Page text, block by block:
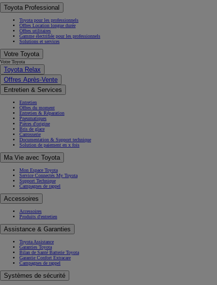
Toyota Professional
Toyota pour les professionnels
Offres Location longue durée
Offres utilitaires
Gamme électrifiée pour les professionnels
Solutions et services
Votre Toyota
Votre Toyota
Toyota Relax
Offres Après-Vente
Entretien & Services
Entretien
Offres du moment
Entretien & Réparation
Pneumatiques
Pièces d'origine
Bris de glace
Carrosserie
Documentation & Support technique
Solution de paiement en x fois
Ma Vie avec Toyota
Mon Espace Toyota
Service Connectés My Toyota
Support Technique
Campagnes de rappel
Accessoires
Accessoires
Produits d'entretien
Assistance & Garanties
Toyota Assistance
Garanties Toyota
Bilan de Santé Batterie Toyota
Garantie Confort Extracare
Campagnes de rappel
Systèmes de sécurité